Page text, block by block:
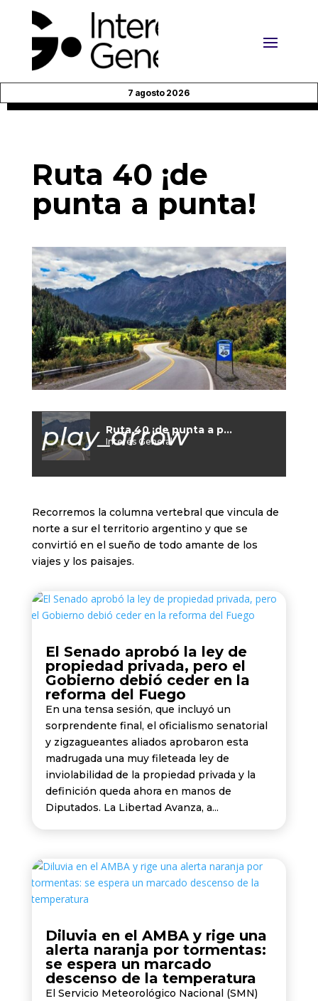
7 agosto 2026
Ruta 40 ¡de
punta a punta!
play_arrow Ruta 40 ¡de punta a punta!
Interés General
Recorremos la columna vertebral que vincula de
norte a sur el territorio argentino y que se
convirtió en el sueño de todo amante de los
viajes y los paisajes.
El Senado aprobó la ley de
propiedad privada, pero el
Gobierno debió ceder en la
reforma del Fuego
En una tensa sesión, que incluyó un
sorprendente final, el oficialismo senatorial
y zigzagueantes aliados aprobaron esta
madrugada una muy fileteada ley de
inviolabilidad de la propiedad privada y la
definición queda ahora en manos de
Diputados. La Libertad Avanza, a...
Diluvia en el AMBA y rige una
alerta naranja por tormentas:
se espera un marcado
descenso de la temperatura
El Servicio Meteorológico Nacional (SMN)